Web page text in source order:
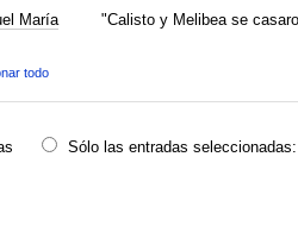
María "Calisto y Melibea se
todo
Sólo las entradas seleccionadas: